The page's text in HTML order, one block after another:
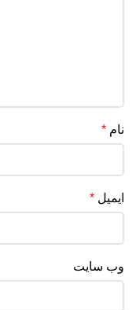
نام *
ایمیل *
وب‌ سایت